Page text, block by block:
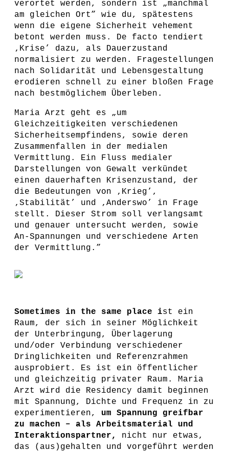
verortet werden, sondern ist „manchmal
am gleichen Ort” wie du, spätestens
wenn die eigene Sicherheit vehement
betont werden muss. De facto tendiert
‚Krise’ dazu, als Dauerzustand
normalisiert zu werden. Fragestellungen
nach Solidarität und Lebensgestaltung
erodieren schnell zu einer bloßen Frage
nach bestmöglichem Überleben.
Maria Arzt geht es „um
Gleichzeitigkeiten verschiedenen
Sicherheitsempfindens, sowie deren
Zusammenfallen in der medialen
Vermittlung. Ein Fluss medialer
Darstellungen von Gewalt verkündet
einen dauerhaften Krisenzustand, der
die Bedeutungen von ‚Krieg’,
‚Stabilität’ und ‚Anderswo’ in Frage
stellt. Dieser Strom soll verlangsamt
und genauer untersucht werden, sowie
An-Spannungen und verschiedene Arten
der Vermittlung.”
Sometimes in the same place ist ein
Raum, der sich in seiner Möglichkeit
der Unterbringung, Überlagerung
und/oder Verbindung verschiedener
Dringlichkeiten und Referenzrahmen
ausprobiert. Es ist ein öffentlicher
und gleichzeitig privater Raum. Maria
Arzt wird die Residency damit beginnen
mit Spannung, Dichte und Frequenz in zu
experimentieren, um Spannung greifbar
zu machen – als Arbeitsmaterial und
Interaktionspartner,
nicht nur etwas,
das (aus)gehalten und vorgeführt werden